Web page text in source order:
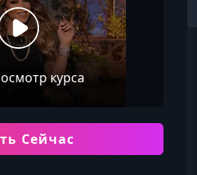
курса
Сейчас